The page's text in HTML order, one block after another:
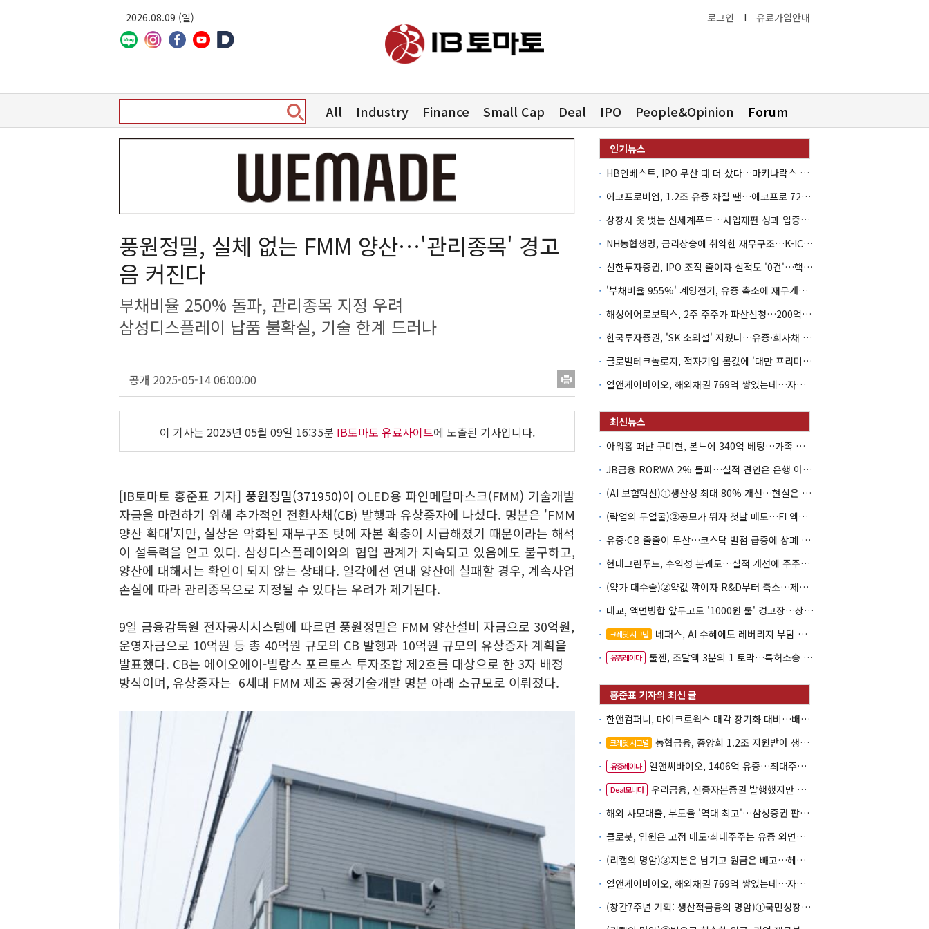
2026.08.09 (일) 로그인 I 유료가입안내
All Industry Finance Small Cap Deal IPO People&Opinion Forum
풍원정밀, 실체 없는 FMM 양산…'관리종목' 경고
음 커진다
부채비율 250% 돌파, 관리종목 지정 우려
삼성디스플레이 납품 불확실, 기술 한계 드러나
공개 2025-05-14 06:00:00
이 기사는 2025년 05월 09일 16:35분 IB토마토 유료사이트에 노출된 기사입니다.
[IB토마토 홍준표 기자] 풍원정밀(371950)이 OLED용 파인메탈마스크(FMM) 기술개발
자금을 마련하기 위해 추가적인 전환사채(CB) 발행과 유상증자에 나섰다. 명분은 'FMM
양산 확대'지만, 실상은 악화된 재무구조 탓에 자본 확충이 시급해졌기 때문이라는 해석
이 설득력을 얻고 있다. 삼성디스플레이와의 협업 관계가 지속되고 있음에도 불구하고,
양산에 대해서는 확인이 되지 않는 상태다. 일각에선 연내 양산에 실패할 경우, 계속사업
손실에 따라 관리종목으로 지정될 수 있다는 우려가 제기된다.
9일 금융감독원 전자공시시스템에 따르면 풍원정밀은 FMM 양산설비 자금으로 30억원,
운영자금으로 10억원 등 총 40억원 규모의 CB 발행과 10억원 규모의 유상증자 계획을
발표했다. CB는 에이오에이-빌랑스 포르토스 투자조합 제2호를 대상으로 한 3자 배정
방식이며, 유상증자는 6세대 FMM 제조 공정기술개발 명분 아래 소규모로 이뤄졌다.
HB인베스트, IPO 무산 때 더 샀다…마키나락스 투자 2.7배 회수
에코프로비엠, 1.2조 유증 차질 땐…에코프로 7270억 '독박'
상장사 옷 벗는 신세계푸드…사업재편 성과 입증할까
NH농협생명, 금리상승에 취약한 재무구조…K-ICS 변동성 '주의보'
신한투자증권, IPO 조직 줄이자 실적도 '0건'…핵심 인력까지 이탈
'부채비율 955%' 계양전기, 유증 축소에 재무개선 효과 '뚝'
해성에어로보틱스, 2주 주주가 파산신청…200억 CB 분쟁 확산
한국투자증권, 'SK 소외설' 지웠다…유증·회사채 주관 연속 수임
글로벌테크놀로지, 적자기업 몸값에 '대만 프리미엄'…공모가 논란
엘앤케이바이오, 해외채권 769억 쌓였는데…자회사 4곳 자본잠식
아워홈 떠난 구미현, 본느에 340억 베팅…가족 지배체제 구축
JB금융 RORWA 2% 돌파…실적 견인은 은행 아닌 캐피탈
(AI 보험혁신)①생산성 최대 80% 개선…현실은 '실행 격차'
(락업의 두얼굴)②공모가 뛰자 첫날 매도…FI 엑시트 전략 갈렸다
유증·CB 줄줄이 무산…코스닥 벌점 급증에 상폐 압박
현대그린푸드, 수익성 본궤도…실적 개선에 주주환원까지
(약가 대수술)②약값 깎이자 R&D부터 축소…제약업계 비상경영 돌입
대교, 액면병합 앞두고도 '1000원 룰' 경고장…상장유지 시험대
크레딧 시그널 네패스, AI 수혜에도 레버리지 부담 여전
유증레이다 툴젠, 조달액 3분의 1 토막…특허소송 비용부터 챙긴다
한앤컴퍼니, 마이크로웍스 매각 장기화 대비…배당 회수판 깔았다
크레딧 시그널 농협금융, 중앙회 1.2조 지원받아 생산적금융 확대
유증레이다 엘앤씨바이오, 1406억 유증…최대주주는 절반만 청약
Deal모니터
우리금융, 신종자본증권 발행했지만 차환금리 '부담'
해외 사모대출, 부도율 '역대 최고'…삼성증권 판매상품도 환매 불안
클로봇, 임원은 고점 매도·최대주주는 유증 외면…책임투자 도마
(리캡의 명암)③지분은 남기고 원금은 빼고…헤지펀드로 번진 리캡
엘앤케이바이오, 해외채권 769억 쌓였는데…자회사 4곳 자본잠식
(창간7주년 기획: 생산적금융의 명암)①국민성장펀드 자금흐름 해부